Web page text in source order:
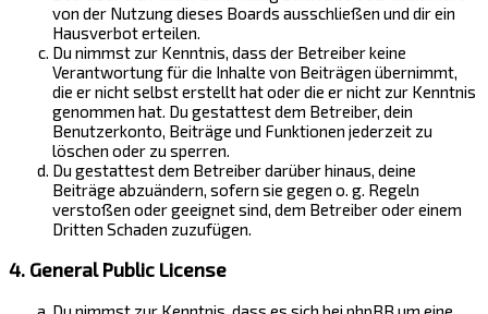
von der Nutzung dieses Boards ausschließen und dir ein
Hausverbot erteilen.
Du nimmst zur Kenntnis, dass der Betreiber keine
Verantwortung für die Inhalte von Beiträgen übernimmt,
die er nicht selbst erstellt hat oder die er nicht zur Kenntnis
genommen hat. Du gestattest dem Betreiber, dein
Benutzerkonto, Beiträge und Funktionen jederzeit zu
löschen oder zu sperren.
Du gestattest dem Betreiber darüber hinaus, deine
Beiträge abzuändern, sofern sie gegen o. g. Regeln
verstoßen oder geeignet sind, dem Betreiber oder einem
Dritten Schaden zuzufügen.
4. General Public License